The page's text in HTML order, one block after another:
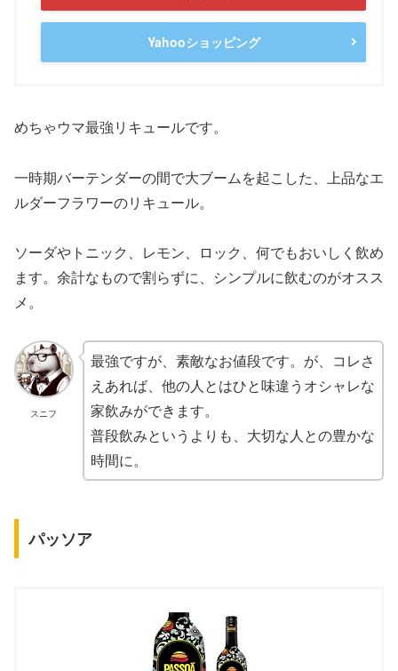
Yahooショッピング
めちゃウマ最強リキュールです。
一時期バーテンダーの間で大ブームを起こした、上品なエ
ルダーフラワーのリキュール。
ソーダやトニック、レモン、ロック、何でもおいしく飲め
ます。余計なもので割らずに、シンプルに飲むのがオスス
メ。
スニフ
最強ですが、素敵なお値段です。が、コレさ
えあれば、他の人とはひと味違うオシャレな
家飲みができます。
普段飲みというよりも、大切な人との豊かな
時間に。
パッソア